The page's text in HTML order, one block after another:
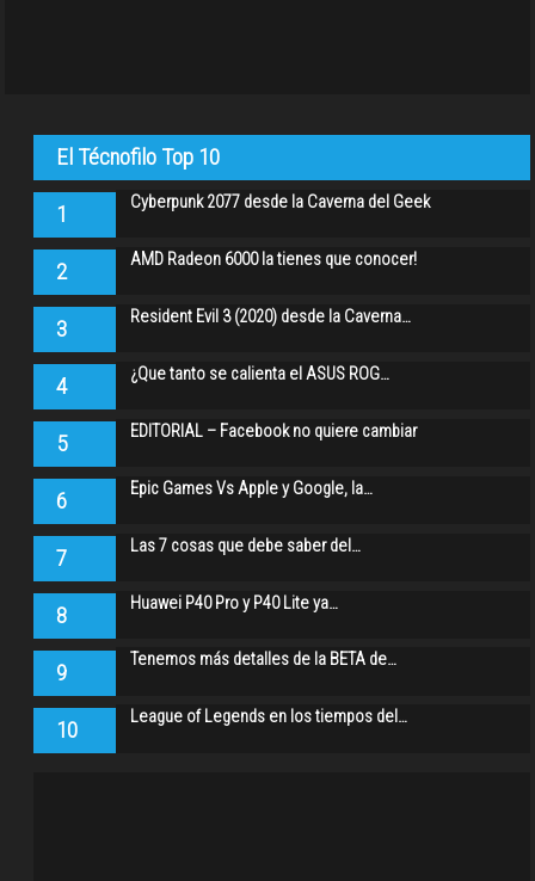
El Técnofilo Top 10
1 Cyberpunk 2077 desde la Caverna del Geek
2 AMD Radeon 6000 la tienes que conocer!
3 Resident Evil 3 (2020) desde la Caverna…
4 ¿Que tanto se calienta el ASUS ROG…
5 EDITORIAL – Facebook no quiere cambiar
6 Epic Games Vs Apple y Google, la…
7 Las 7 cosas que debe saber del…
8 Huawei P40 Pro y P40 Lite ya…
9 Tenemos más detalles de la BETA de…
10 League of Legends en los tiempos del…